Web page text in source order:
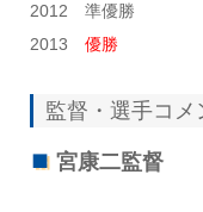
2012 準優勝
2013 優勝
監督・選手コメ
宮康二監督